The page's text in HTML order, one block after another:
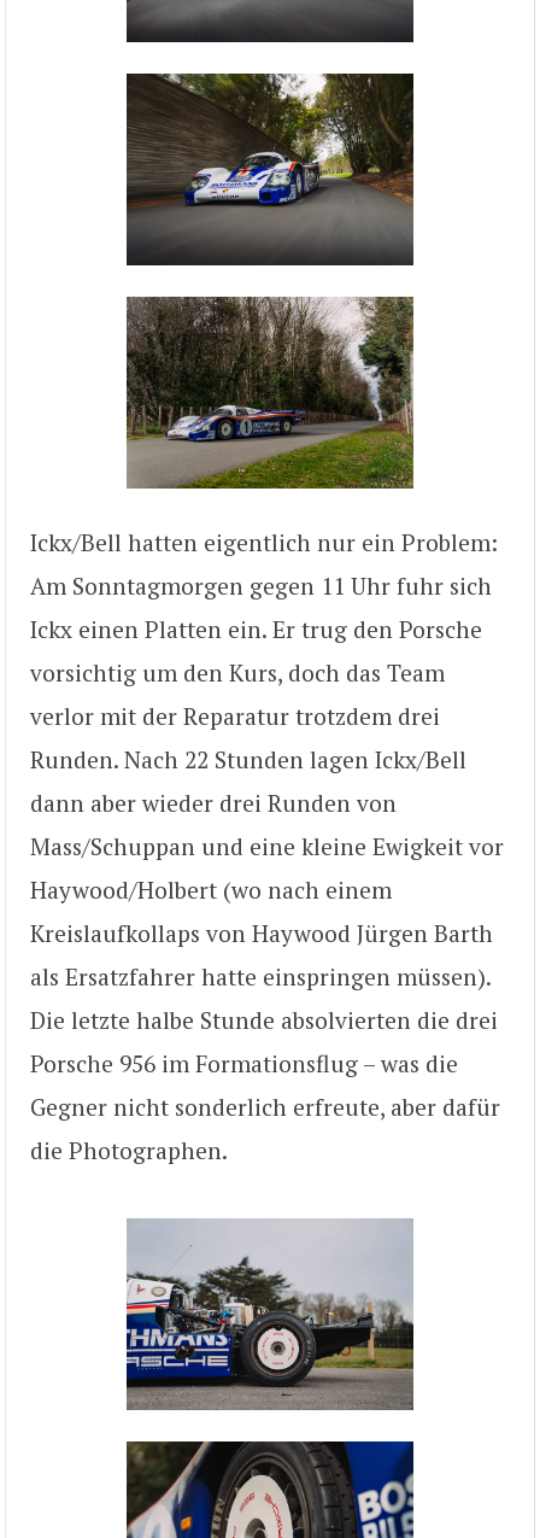
Ickx/Bell hatten eigentlich nur ein Problem:
Am Sonntagmorgen gegen 11 Uhr fuhr sich
Ickx einen Platten ein. Er trug den Porsche
vorsichtig um den Kurs, doch das Team
verlor mit der Reparatur trotzdem drei
Runden. Nach 22 Stunden lagen Ickx/Bell
dann aber wieder drei Runden von
Mass/Schuppan und eine kleine Ewigkeit vor
Haywood/Holbert (wo nach einem
Kreislaufkollaps von Haywood Jürgen Barth
als Ersatzfahrer hatte einspringen müssen).
Die letzte halbe Stunde absolvierten die drei
Porsche 956 im Formationsflug – was die
Gegner nicht sonderlich erfreute, aber dafür
die Photographen.